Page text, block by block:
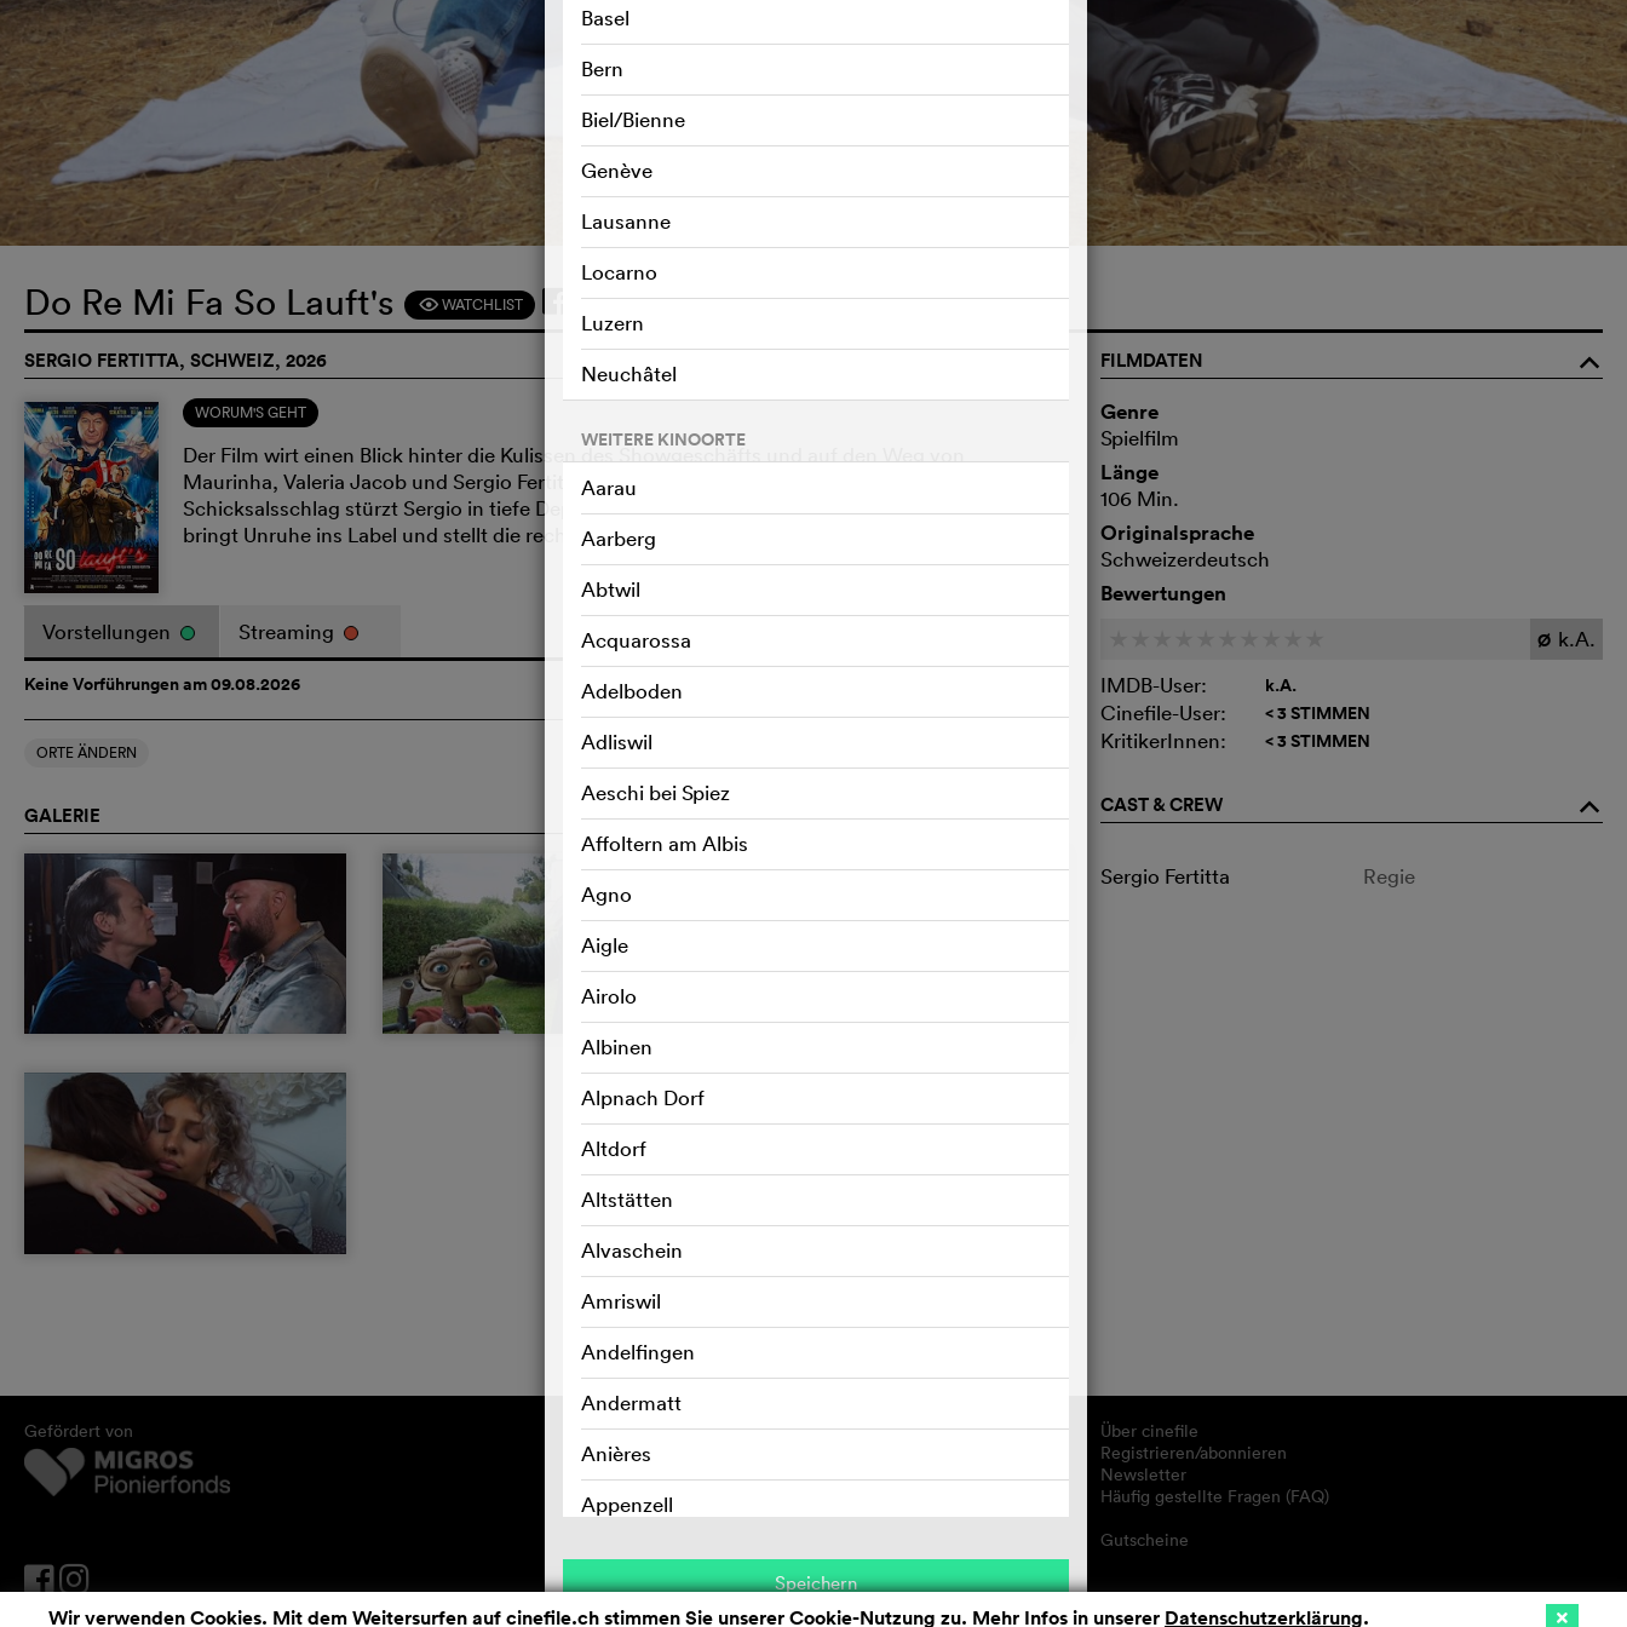
eTRAILER ABSPIELEN
Do Re Mi Fa So Lauft's F WATCHLIST
SERGIO FERTITTA, SCHWEIZ, 2026
WORUM'S GEHT
Der Film wirt einen Blick hinter die Kulissen des Showgeschäfts und auf den Weg von
Maurinha, Valeria Jacob und Sergio Fertitta durch die Musikindustrie. Nach einem schweren
Schicksalsschlag stürzt Sergio in tiefe Depressionen und gibt sein Label auf. Der neue CEO
bringt Unruhe ins Label und stellt die rechte Hand auf eine harte Probe.
Vorstellungen Streaming
Keine Vorführungen am 09.08.2026
ORTE ÄNDERN
Basel
Bern
Biel/Bienne
Genève
Lausanne
Locarno
Luzern
Neuchâtel
WEITERE KINOORTE
Aarau
Aarberg
Abtwil
Acquarossa
Adelboden
Adliswil
Aeschi bei Spiez
Affoltern am Albis
Agno
Aigle
Airolo
Albinen
Alpnach Dorf
Altdorf
Altstätten
Alvaschein
Amriswil
Andelfingen
Andermatt
Anières
Appenzell
Aran sur Vilette
Arbedo
Speichern
GALERIE o
FILMDATEN
o
Genre
Spielfilm
Länge
106 Min.
Originalsprache
Schweizerdeutsch
Bewertungen
Ø k.A.
IMDB-User:
k.A.
Cinefile-User: < 3 STIMMEN
KritikerInnen: < 3 STIMMEN
CAST & CREW o
Sergio Fertitta Regie
Gefördert von
Kontakt
Impressum
Über cinefile
Registrieren/abonnieren
Newsletter
Häufig gestellte Fragen (FAQ)
Gutscheine
Wir verwenden Cookies. Mit dem Weitersurfen auf cinefile.ch stimmen Sie unserer Cookie-Nutzung zu. Mehr Infos in unserer Datenschutzerklärung.